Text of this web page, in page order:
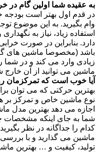
شما اولین گام در خرید
اول بهتر است بودجه خود را
به این موضوع توجه
زیاد، نیاز به نگهداری و
در صورت خرابی اگر
ماشین های گران) در
می کند و در شما را
می توانید از آن خارج شوید و
است که تمرکزمان روی
حرکتی که می توان برای
خاص و تمرکز بر همان
دهد بهترین مدل ماشین
جای اینکه مشخصات چندین
جداگانه در نظر بگیرید،
می گذارید و با بررسی موارد
کیفیت و … بهترین ماشین را